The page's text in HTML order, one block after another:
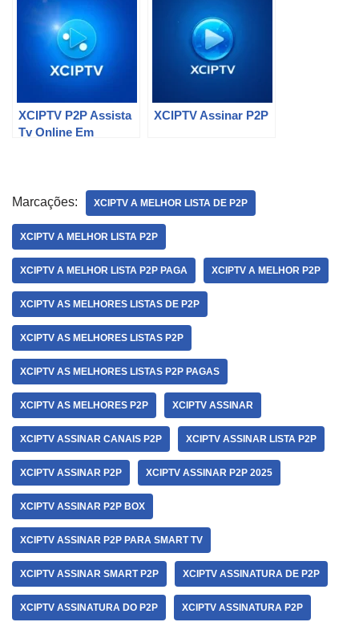
XCIPTV P2P Assista
Tv Online Em
XCIPTV Assinar P2P
Marcações: XCIPTV A MELHOR LISTA DE P2P
XCIPTV A MELHOR LISTA P2P
XCIPTV A MELHOR LISTA P2P PAGA XCIPTV A MELHOR P2P
XCIPTV AS MELHORES LISTAS DE P2P
XCIPTV AS MELHORES LISTAS P2P
XCIPTV AS MELHORES LISTAS P2P PAGAS
XCIPTV AS MELHORES P2P XCIPTV ASSINAR
XCIPTV ASSINAR CANAIS P2P XCIPTV ASSINAR LISTA P2P
XCIPTV ASSINAR P2P XCIPTV ASSINAR P2P 2025
XCIPTV ASSINAR P2P BOX
XCIPTV ASSINAR P2P PARA SMART TV
XCIPTV ASSINAR SMART P2P XCIPTV ASSINATURA DE P2P
XCIPTV ASSINATURA DO P2P XCIPTV ASSINATURA P2P